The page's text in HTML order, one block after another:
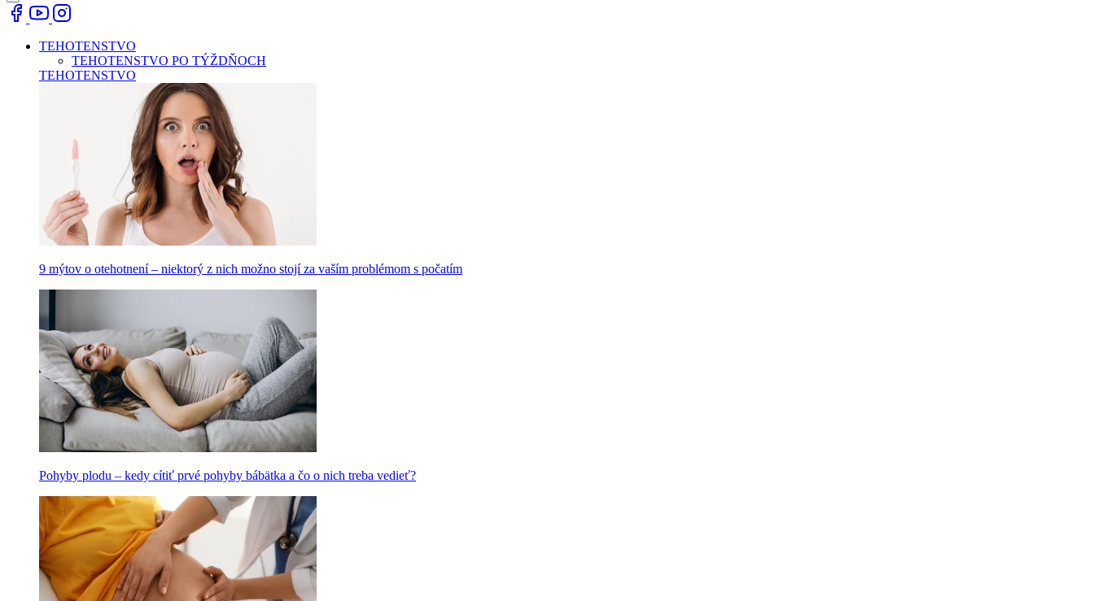
TEHOTENSTVO
TEHOTENSTVO PO TÝŽDŇOCH
TEHOTENSTVO
9 mýtov o otehotnení – niektorý z nich možno stojí za vaším problémom s počatím
Pohyby plodu – kedy cítiť prvé pohyby bábätka a čo o nich treba vedieť?